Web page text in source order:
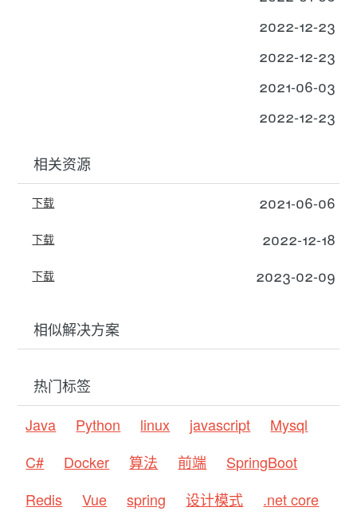
2022-12-23
2022-12-23
2021-06-03
2022-12-23
相关资源
下载 2021-06-06
下载 2022-12-18
下载 2023-02-09
相似解决方案
热门标签
Java
Python linux javascript
Mysql
C#
Docker 算法 前端
SpringBoot
Redis
Vue spring 设计模式
.net core